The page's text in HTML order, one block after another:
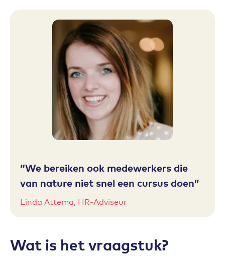
We bereiken ook medewerkers die
van nature niet snel een cursus doen
Linda Attema, HR-Adviseur
Wat is het vraagstuk?